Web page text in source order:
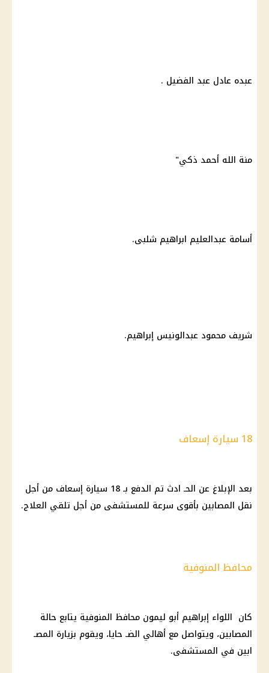
عبده عادل عبد الفضيل .
منة الله أحمد ذكي"
أسامة عبدالعليم ابراهيم شلبى.
شريف محمود عبدالونيس إبراهيم.
18 سيارة إسعاف
بعد الإبلاغ عن الحـ ادث تم الدفع بـ 18 سيارة إسعاف من أجل
نقل المصابين بأقوى سرعة للمستشفى من أجل تلقي العلاج.
محافظ المنوفية
كان اللواء إبراهيم أبو ليمون محافظ المنوفية يتابع حالة
المصابين، ويتواصل مع أهالي الضـ حايا، ويقوم بزيارة المصـ
ابين في المستشفى.